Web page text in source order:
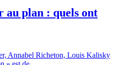
au plan : quels ont
Annabel Richeton, Louis Kalisky